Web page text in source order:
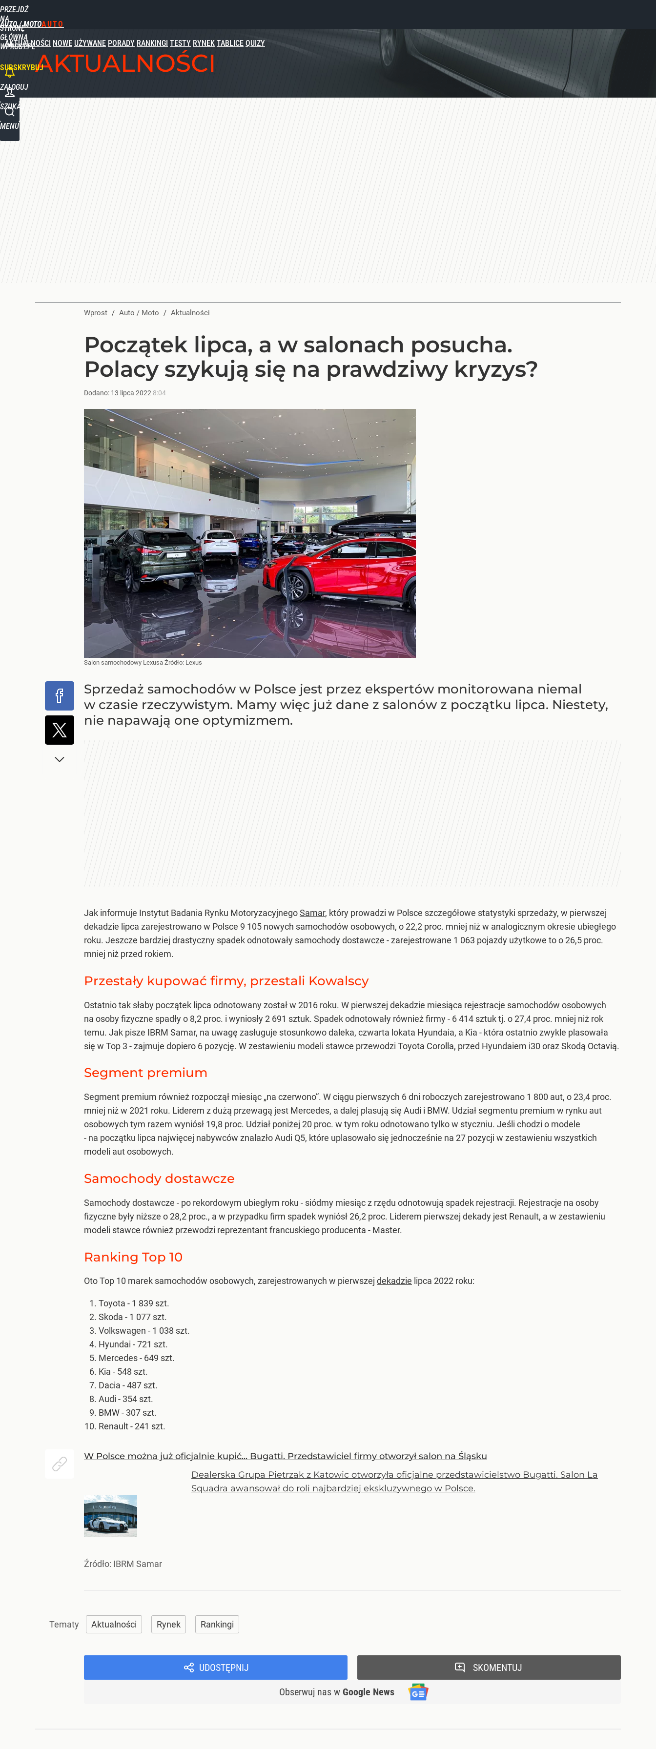
PRZEJDŹ
NA
STRONĘ
GŁÓWNĄ
WPROST.PL
AUTO / MOTO
AKTUALNOŚCI NOWE UŻYWANE PORADY RANKINGI TESTY RYNEK TABLICE QUIZY
SUBSKRYBUJ
ZALOGUJ
SZUKAJ
MENU
AKTUALNOŚCI
Wprost / Auto / Moto / Aktualności
Początek lipca, a w salonach posucha.
Polacy szykują się na prawdziwy kryzys?
Dodano: 13 lipca 2022 8:04
Salon samochodowy Lexusa Źródło: Lexus
Sprzedaż samochodów w Polsce jest przez ekspertów monitorowana niemal
w czasie rzeczywistym. Mamy więc już dane z salonów z początku lipca. Niestety,
nie napawają one optymizmem.
Jak informuje Instytut Badania Rynku MotoryzacyjnegoSamar, który prowadzi w Polsce szczegółowe statystyki sprzedaży, w pierwszej
dekadzie lipca zarejestrowano w Polsce 9 105 nowych samochodów osobowych, o 22,2 proc. mniej niż w analogicznym okresie ubiegłego
roku. Jeszcze bardziej drastyczny spadek odnotowały samochody dostawcze - zarejestrowane 1 063 pojazdy użytkowe to o 26,5 proc.
mniej niż przed rokiem.
Przestały kupować firmy, przestali Kowalscy
Ostatnio tak słaby początek lipca odnotowany został w 2016 roku. W pierwszej dekadzie miesiąca rejestracje samochodów osobowych
na osoby fizyczne spadły o 8,2 proc. i wyniosły 2 691 sztuk. Spadek odnotowały również firmy - 6 414 sztuk tj. o 27,4 proc. mniej niż rok
temu. Jak pisze IBRM Samar, na uwagę zasługuje stosunkowo daleka, czwarta lokata Hyundaia, a Kia - która ostatnio zwykle plasowała
się w Top 3 - zajmuje dopiero 6 pozycję. W zestawieniu modeli stawce przewodzi Toyota Corolla, przed Hyundaiem i30 oraz Skodą Octavią.
Segment premium
Segment premium również rozpoczął miesiąc „na czerwono”. W ciągu pierwszych 6 dni roboczych zarejestrowano 1 800 aut, o 23,4 proc.
mniej niż w 2021 roku. Liderem z dużą przewagą jest Mercedes, a dalej plasują się Audi i BMW. Udział segmentu premium w rynku aut
osobowych tym razem wyniósł 19,8 proc. Udział poniżej 20 proc. w tym roku odnotowano tylko w styczniu. Jeśli chodzi o modele
- na początku lipca najwięcej nabywców znalazło Audi Q5, które uplasowało się jednocześnie na 27 pozycji w zestawieniu wszystkich
modeli aut osobowych.
Samochody dostawcze
Samochody dostawcze - po rekordowym ubiegłym roku - siódmy miesiąc z rzędu odnotowują spadek rejestracji. Rejestracje na osoby
fizyczne były niższe o 28,2 proc., a w przypadku firm spadek wyniósł 26,2 proc. Liderem pierwszej dekady jest Renault, a w zestawieniu
modeli stawce również przewodzi reprezentant francuskiego producenta - Master.
Ranking Top 10
Oto Top 10 marek samochodów osobowych, zarejestrowanych w pierwszej dekadzie lipca 2022 roku:
Toyota - 1 839 szt.
Skoda - 1 077 szt.
Volkswagen - 1 038 szt.
Hyundai - 721 szt.
Mercedes - 649 szt.
Kia - 548 szt.
Dacia - 487 szt.
Audi - 354 szt.
BMW - 307 szt.
Renault - 241 szt.
W Polsce można już oficjalnie kupić... Bugatti. Przedstawiciel firmy otworzył salon na Śląsku
Dealerska Grupa Pietrzak z Katowic otworzyła oficjalne przedstawicielstwo Bugatti. Salon La
Squadra awansował do roli najbardziej ekskluzywnego w Polsce.
Źródło: IBRM Samar
Aktualności Rynek Rankingi
UDOSTĘPNIJ
Obserwuj nas w Google News
SKOMENTUJ